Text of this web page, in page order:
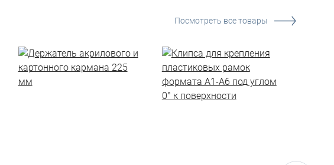
Посмотреть все товары